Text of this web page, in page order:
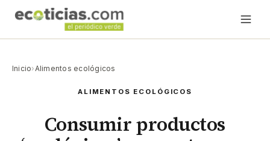
Inicio›Alimentos ecológicos
ALIMENTOS ECOLÓGICOS
Consumir productos